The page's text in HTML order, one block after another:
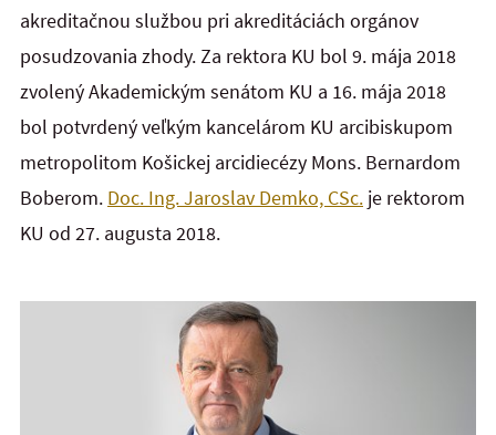
akreditačnou službou pri akreditáciách orgánov
posudzovania zhody. Za rektora KU bol 9. mája 2018
zvolený Akademickým senátom KU a 16. mája 2018
bol potvrdený veľkým kancelárom KU arcibiskupom
metropolitom Košickej arcidiecézy Mons. Bernardom
Boberom. Doc. Ing. Jaroslav Demko, CSc. je rektorom
KU od 27. augusta 2018.